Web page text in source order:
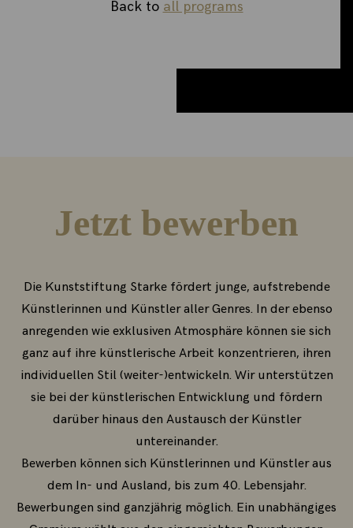
Back to all programs
Jetzt bewerben
Die Kunststiftung Starke fördert junge, aufstrebende
Künstlerinnen und Künstler aller Genres. In der ebenso
anregenden wie exklusiven Atmosphäre können sie sich
ganz auf ihre künstlerische Arbeit konzentrieren, ihren
individuellen Stil (weiter-)entwickeln. Wir unterstützen
sie bei der künstlerischen Entwicklung und fördern
darüber hinaus den Austausch der Künstler
untereinander.
Bewerben können sich Künstlerinnen und Künstler aus
dem In- und Ausland, bis zum 40. Lebensjahr.
Bewerbungen sind ganzjährig möglich. Ein unabhängiges